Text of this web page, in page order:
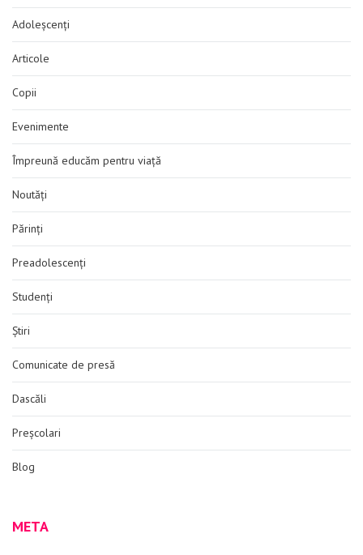
Adoleșcenți
Articole
Copii
Evenimente
Împreună educăm pentru viață
Noutăți
Părinți
Preadolescenți
Studenți
Știri
Comunicate de presă
Dascăli
Preșcolari
Blog
META